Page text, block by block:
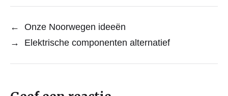
←
Onze Noorwegen ideeën
→
Elektrische componenten alternatief